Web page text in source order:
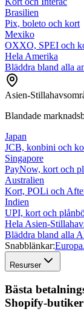
Brasilien
Pix, boleto och kort
Mexiko
OXXO, SPEI och
Hela Amerika
Bläddra bland alla
Asien-
Blandade
Japan
JCB, konbini och
Singapore
PayNow, kort och
Australien
Kort, POLi och
Indien
UPI, kort och
Hela Asien-
Bläddra bland alla
Snabblänkar:Europa
Resurser
Bästa
Shopify-butiker